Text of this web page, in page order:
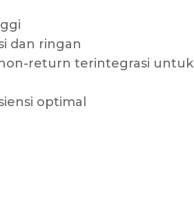
dan ringan
return terintegrasi untuk
optimal